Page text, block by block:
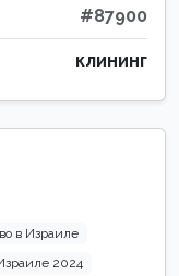
#87900
клининг
в Израиле
2024